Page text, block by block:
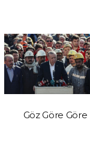
Göz Göre Göre